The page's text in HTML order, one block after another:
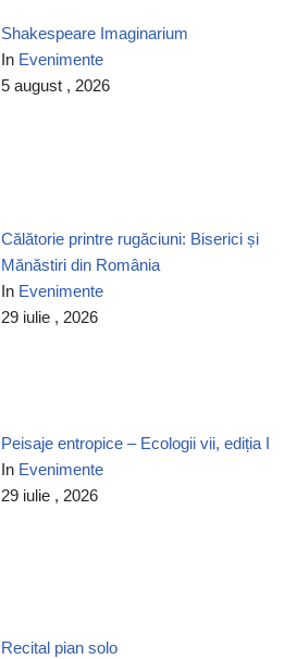
Shakespeare Imaginarium
In Evenimente
5 august , 2026
Călătorie printre rugăciuni: Biserici și
Mănăstiri din România
In Evenimente
29 iulie , 2026
Peisaje entropice – Ecologii vii, ediția I
In Evenimente
29 iulie , 2026
Recital pian solo